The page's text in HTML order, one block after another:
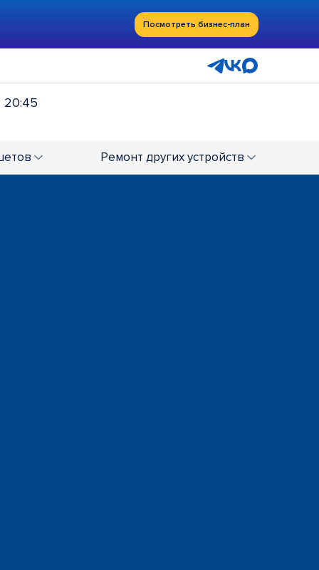
Посмотреть бизнес-план
20:45
Ремонт других устройств